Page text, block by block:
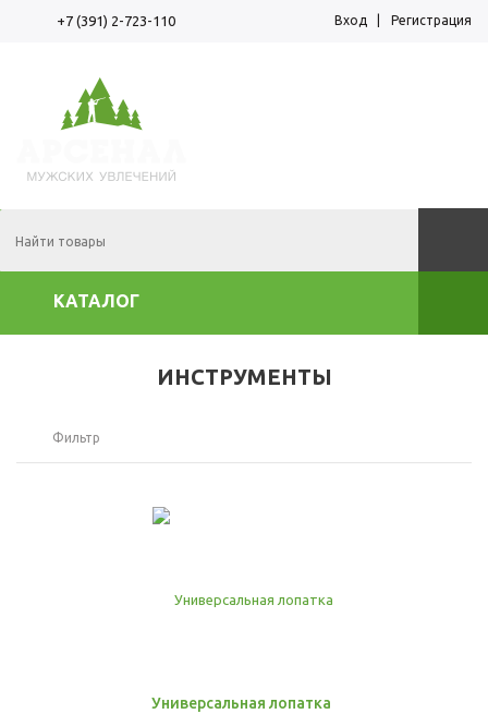
+7 (391) 2-723-110 Вход Регистрация
КАТАЛОГ
ИНСТРУМЕНТЫ
Фильтр
Универсальная лопатка